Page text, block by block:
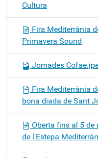
Cultura
Fira Mediterrània
Primavera Sound
Jornades
Fira Mediterrània
bona diada de Sant
Oberta fins al 5
de l'Estepa